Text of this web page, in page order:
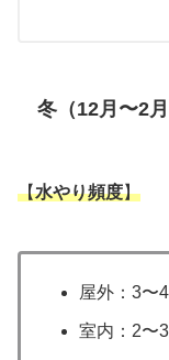
冬（12月〜2
【水やり頻度】
屋外：3〜
室内：2〜